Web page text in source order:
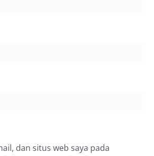
dan situs web saya pada